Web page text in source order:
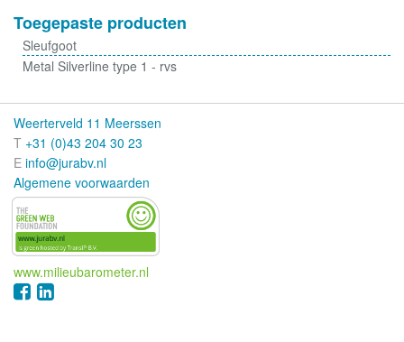
Toegepaste producten
Sleufgoot
Metal Silverline type 1 - rvs
Weerterveld 11 Meerssen
T +31 (0)43 204 30 23
E info@jurabv.nl
Algemene voorwaarden
www.milieubarometer.nl